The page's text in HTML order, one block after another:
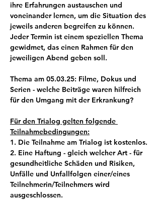
ihre Erfahrungen austauschen und
voneinander lernen, um die Situation des
jeweils anderen begreifen zu können.
Jeder Termin ist einem speziellen Thema
gewidmet, das einen Rahmen für den
jeweiligen Abend geben soll.
Thema am 05.03.25: Filme, Dokus und
Serien - welche Beiträge waren hilfreich
für den Umgang mit der Erkrankung?
Für den Trialog gelten folgende
Teilnahmebedingungen:
1. Die Teilnahme am Trialog ist kostenlos.
2. Eine Haftung - gleich welcher Art - für
gesundheitliche Schäden und Risiken,
Unfälle und Unfallfolgen einer/eines
Teilnehmerin/Teilnehmers wird
ausgeschlossen.